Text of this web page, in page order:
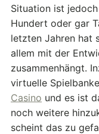
Situation ist
Hundert oder gar
letzten Jahren hat
allem mit der
zusammenhängt.
virtuelle
Casino und es ist
noch weitere
scheint das zu